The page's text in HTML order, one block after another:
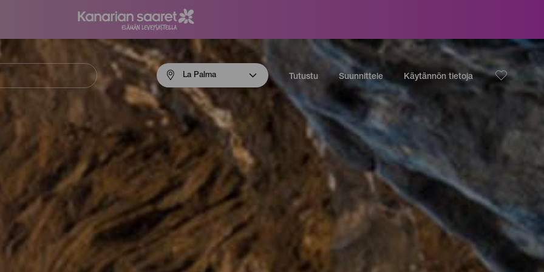
Menú
navigation
La Palma Tutustu Suunnittele Käytännön tietoja